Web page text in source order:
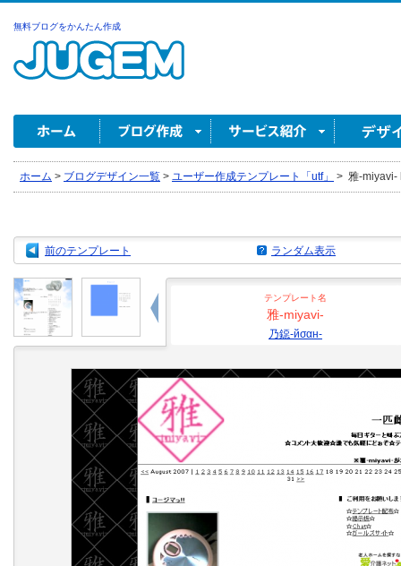
無料ブログをかんたん作成
ホーム > ブログデザイン一覧 > ユーザー作成テンプレート「utf」 > 雅-miyavi-
前のテンプレート ランダム表示
テンプレート名
雅-miyavi-
乃鐚-йσαн-